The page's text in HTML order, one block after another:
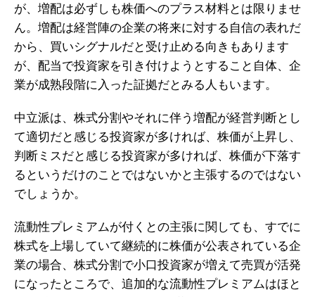
が、増配は必ずしも株価へのプラス材料とは限りませ
ん。増配は経営陣の企業の将来に対する自信の表れだ
から、買いシグナルだと受け止める向きもあります
が、配当で投資家を引き付けようとすること自体、企
業が成熟段階に入った証拠だとみる人もいます。
中立派は、株式分割やそれに伴う増配が経営判断とし
て適切だと感じる投資家が多ければ、株価が上昇し、
判断ミスだと感じる投資家が多ければ、株価が下落す
るというだけのことではないかと主張するのではない
でしょうか。
流動性プレミアムが付くとの主張に関しても、すでに
株式を上場していて継続的に株価が公表されている企
業の場合、株式分割で小口投資家が増えて売買が活発
になったところで、追加的な流動性プレミアムはほと